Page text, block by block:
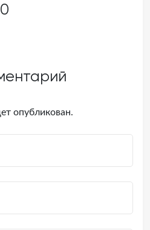
0
опубликован.